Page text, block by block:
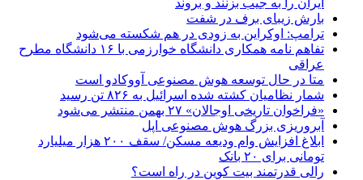
ایران را به جیب بزنند و بروند
بارش زیبای برف در شفت
ترامپ: اوکراین به زودی در هم شکسته می‌شود
تفاهم نامه همکاری دانشگاه خوارزمی با ۱۶ دانشگاه مطرح
عراقی
متا در حال توسعه هوش مصنوعی آووکادو است
شمار نظامیان کشته شده اسرائیل به ۸۲۶ تن رسید
«فراخوان تاریخی اوجالان» ۲۷ بهمن منتشر می‌شود
آبروریزی بزرگ هوش مصنوعی اپل
ابلاغ افزایش وام ودیعه مسکن/ سقف ۲۰۰ هزار میلیارد
تومانی برای ۲۰ بانک
رالی قدرتمند بیت کوین در راه است؟